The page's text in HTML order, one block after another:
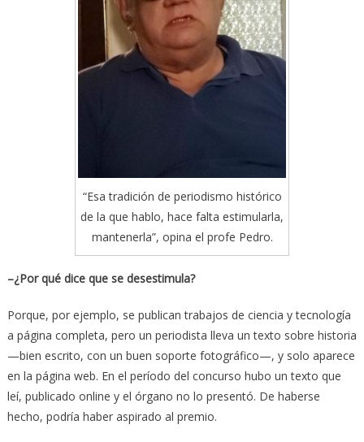
“Esa tradición de periodismo histórico
de la que hablo, hace falta estimularla,
mantenerla”, opina el profe Pedro.
–¿Por qué dice que se desestimula?
Porque, por ejemplo, se publican trabajos de ciencia y tecnología
a página completa, pero un periodista lleva un texto sobre historia
—bien escrito, con un buen soporte fotográfico—, y solo aparece
en la página web. En el período del concurso hubo un texto que
leí, publicado online y el órgano no lo presentó. De haberse
hecho, podría haber aspirado al premio.